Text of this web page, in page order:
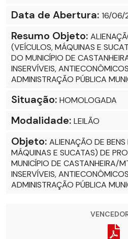
Data de Abertura: 16/06/
Resumo Objeto:
(VEÍCULOS, MÁQUINAS E
DO MUNICÍPIO DE
INSERVÍVEIS,
ADMINISTRAÇÃO PÚBLICA
Situação: HOMOLOGADA
Modalidade: LEILÃO
Objeto: ALIENAÇÃO DE
MÁQUINAS E SUCATAS) DE
MUNICÍPIO DE CASTANHEIRA/
INSERVÍVEIS,
ADMINISTRAÇÃO PÚBLICA